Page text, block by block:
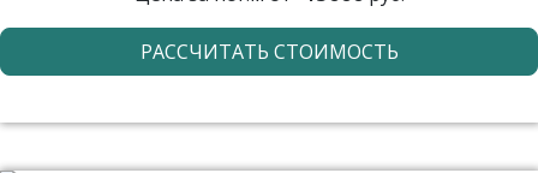
РАССЧИТАТЬ СТОИМОСТЬ